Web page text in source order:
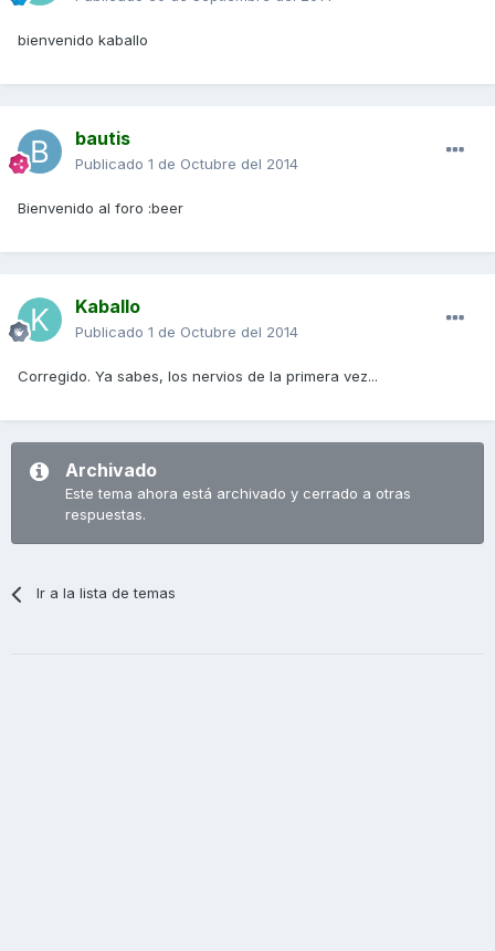
bienvenido kaballo
bautis
Publicado 1 de Octubre del 2014
Bienvenido al foro :beer
Kaballo
Publicado 1 de Octubre del 2014
Corregido. Ya sabes, los nervios de la primera vez...
Archivado
Este tema ahora está archivado y cerrado a otras
respuestas.
Ir a la lista de temas